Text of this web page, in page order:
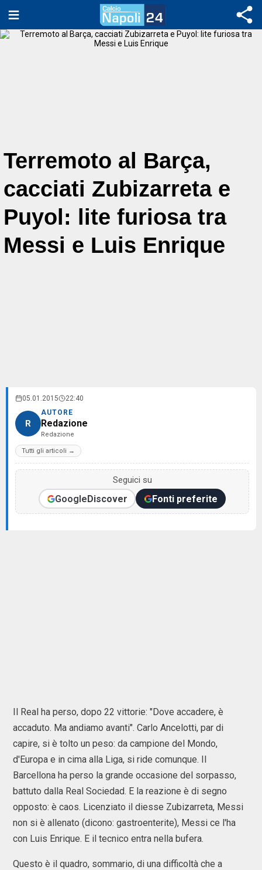
Terremoto al Barça,
cacciati Zubizarreta e
Puyol: lite furiosa tra
Messi e Luis Enrique
05.01.2015 22:40
R
AUTORE
Redazione
Redazione
Tutti gli articoli →
Seguici su
GoogleDiscover Fonti preferite
Il Real ha perso, dopo 22 vittorie: "Dove accadere, è
accaduto. Ma andiamo avanti". Carlo Ancelotti, par di
capire, si è tolto un peso: da campione del Mondo,
d'Europa e in cima alla Liga, si ride comunque. Il
Barcellona ha perso la grande occasione del sorpasso,
battuto dalla Real Sociedad. E la reazione è di segno
opposto: è caos. Licenziato il diesse Zubizarreta, Messi
non si è allenato (dicono: gastroenterite), Messi ce l'ha
con Luis Enrique. E il tecnico entra nella bufera.
Questo è il quadro, sommario, di una difficoltà che a